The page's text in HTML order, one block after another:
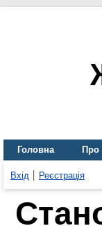
Головна Про
Вхід Реєстрація